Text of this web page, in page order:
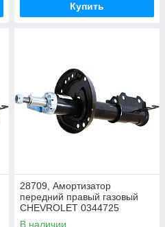
Купить
28709, Амортизатор
передний правый газовый
СHEVROLET 0344725
В наличии